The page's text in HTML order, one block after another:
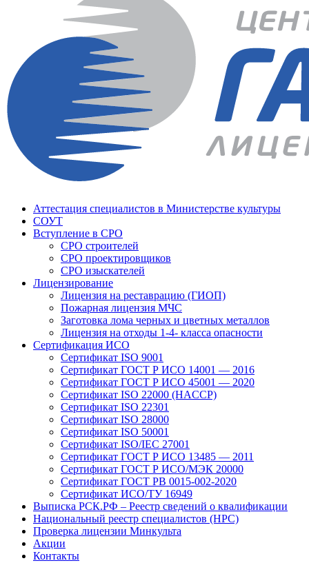
Аттестация специалистов в Министерстве культуры
СОУТ
Вступление в СРО
СРО строителей
СРО проектировщиков
СРО изыскателей
Лицензирование
Лицензия на реставрацию (ГИОП)
Пожарная лицензия МЧС
Заготовка лома черных и цветных металлов
Лицензия на отходы 1-4- класса опасности
Сертификация ИСО
Сертификат ISO 9001
Сертификат ГОСТ Р ИСО 14001 — 2016
Сертификат ГОСТ Р ИСО 45001 — 2020
Сертификат ISO 22000 (HACCP)
Сертификат ISO 22301
Сертификат ISO 28000
Сертификат ISO 50001
Сертификат ISO/IEC 27001
Сертификат ГОСТ Р ИСО 13485 — 2011
Сертификат ГОСТ Р ИСО/МЭК 20000
Сертификат ГОСТ РВ 0015-002-2020
Сертификат ИСО/ТУ 16949
Выписка РСК.РФ – Реестр сведений о квалификации
Национальный реестр специалистов (НРС)
Проверка лицензии Минкульта
Акции
Контакты